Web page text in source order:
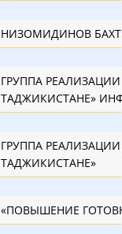
НИЗОМИДИНОВ
ГРУППА РЕАЛИЗАЦИИ ПРОЕКТА: «ПОВЫШЕНИЕ ГОТОВНОСТИ И
ГРУППА РЕАЛИЗАЦИИ ПРОЕКТА: «ПОВЫШЕНИЕ ГОТОВНОСТИ И
ТАДЖИКИСТАНЕ»